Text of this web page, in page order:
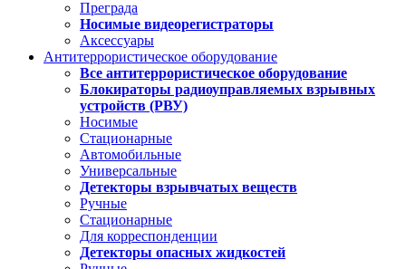
Преграда
Носимые видеорегистраторы
Аксессуары
Антитеррористическое оборудование
Все антитеррористическое оборудование
Блокираторы радиоуправляемых взрывных
устройств (РВУ)
Носимые
Стационарные
Автомобильные
Универсальные
Детекторы взрывчатых веществ
Ручные
Стационарные
Для корреспонденции
Детекторы опасных жидкостей